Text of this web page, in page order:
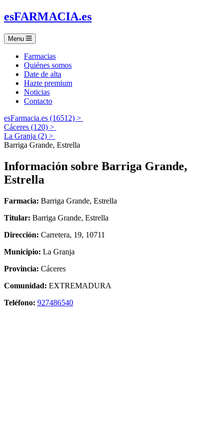
esFARMACIA.es
Menu
Farmacias
Quiénes somos
Date de alta
Hazte premium
Noticias
Contacto
esFarmacia.es (16512) >
Cáceres (120) >
La Granja (2) >
Barriga Grande, Estrella
Información sobre Barriga Grande,
Estrella
Farmacia: Barriga Grande, Estrella
Titular: Barriga Grande, Estrella
Dirección: Carretera, 19, 10711
Municipio: La Granja
Provincia: Cáceres
Comunidad: EXTREMADURA
Teléfono: 927486540